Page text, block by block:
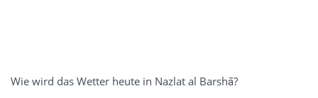
Wie wird das Wetter heute in Nazlat al Barshā?